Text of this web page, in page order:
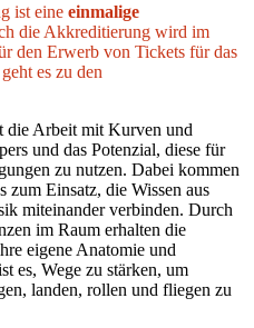
ist eine einmalige
die Akkreditierung wird im
den Erwerb von Tickets für das
es zu den
die Arbeit mit Kurven und
und das Potenzial, diese für
zu nutzen. Dabei kommen
zum Einsatz, die Wissen aus
miteinander verbinden. Durch
im Raum erhalten die
eigene Anatomie und
es, Wege zu stärken, um
landen, rollen und fliegen zu